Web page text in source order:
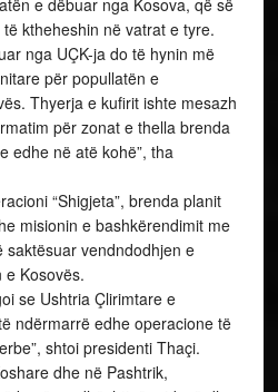
kanë madhështinë e idesë dhe
e sakrificës.
përkujtojmë me respekt të
dhe ushtarët e tyre, Agim
Fetahun dhe qindra
e Kosovës”, tha presidenti
sakrificës së djemve dhe
tonë, të burrave dhe grave, të
qytetare, sot Kosova është
qëndrimi armiqësor nga
arrijnë ta njollosin luftën e
të luftëtarëve të lirisë.
jenë gardian i vlerave mbi të
Kujdesi për familjet e